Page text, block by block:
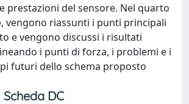
prestazioni del sensore. Nel quarto
vengono riassunti i punti principali
e vengono discussi i risultati
i punti di forza, i problemi e i
futuri dello schema proposto
Scheda DC